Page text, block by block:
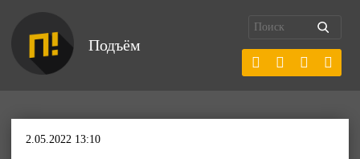
Подъём
2.05.2022 13:10